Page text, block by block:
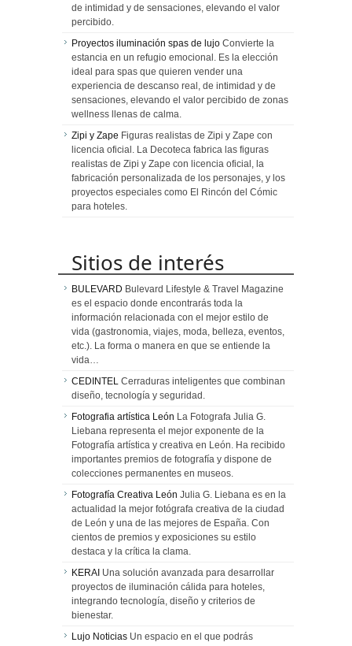
de intimidad y de sensaciones, elevando el valor
percibido.
Proyectos iluminación spas de lujo Convierte la
estancia en un refugio emocional. Es la elección
ideal para spas que quieren vender una
experiencia de descanso real, de intimidad y de
sensaciones, elevando el valor percibido de zonas
wellness llenas de calma.
Zipi y Zape Figuras realistas de Zipi y Zape con
licencia oficial. La Decoteca fabrica las figuras
realistas de Zipi y Zape con licencia oficial, la
fabricación personalizada de los personajes, y los
proyectos especiales como El Rincón del Cómic
para hoteles.
Sitios de interés
BULEVARD Bulevard Lifestyle & Travel Magazine
es el espacio donde encontrarás toda la
información relacionada con el mejor estilo de
vida (gastronomia, viajes, moda, belleza, eventos,
etc.). La forma o manera en que se entiende la
vida…
CEDINTEL Cerraduras inteligentes que combinan
diseño, tecnología y seguridad.
Fotografia artística León La Fotografa Julia G.
Liebana representa el mejor exponente de la
Fotografía artística y creativa en León. Ha recibido
importantes premios de fotografía y dispone de
colecciones permanentes en museos.
Fotografía Creativa León Julia G. Liebana es en la
actualidad la mejor fotógrafa creativa de la ciudad
de León y una de las mejores de España. Con
cientos de premios y exposiciones su estilo
destaca y la crítica la clama.
KERAI Una solución avanzada para desarrollar
proyectos de iluminación cálida para hoteles,
integrando tecnología, diseño y criterios de
bienestar.
Lujo Noticias Un espacio en el que podrás